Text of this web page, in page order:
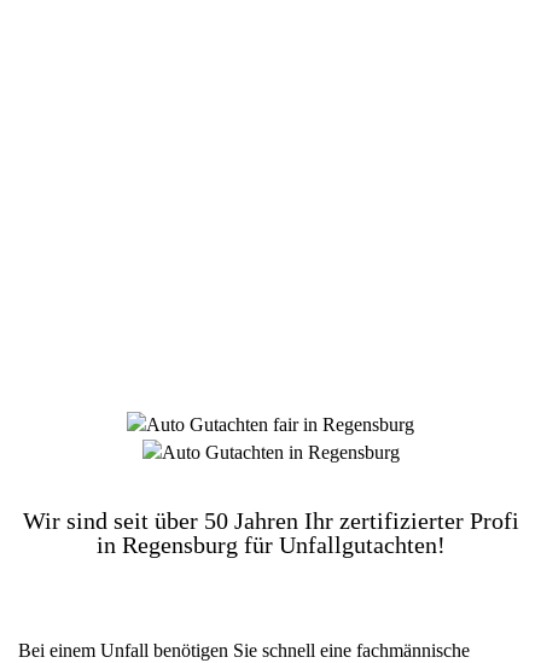
Wir sind seit über 50 Jahren Ihr zertifizierter Profi
in Regensburg für Unfallgutachten!
Bei einem Unfall benötigen Sie schnell eine fachmännische